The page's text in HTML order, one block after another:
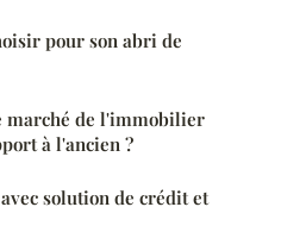
pour son abri de
marché de l'immobilier
à l'ancien ?
solution de crédit et